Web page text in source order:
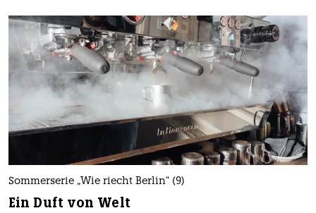
Sommerserie „Wie riecht Berlin“ (9)
Ein Duft von Welt